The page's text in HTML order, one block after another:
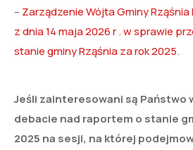
– Zarządzenie Wójta Gminy Rząśnia
z dnia 14 maja 2026 r . w sprawie
stanie gminy Rząśnia za rok 2025.
Jeśli zainteresowani są Państwo
debacie nad raportem o stanie
2025 na sesji, na której